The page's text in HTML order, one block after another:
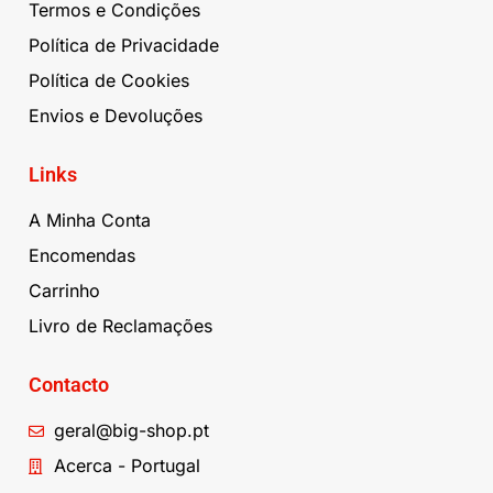
Termos e Condições
Política de Privacidade
Política de Cookies
Envios e Devoluções
Links
A Minha Conta
Encomendas
Carrinho
Livro de Reclamações
Contacto
geral@big-shop.pt
Acerca - Portugal